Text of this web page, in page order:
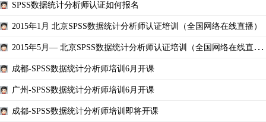
SPSS数据统计分析师认证如何报名
2015年1月 北京SPSS数据统计分析师认证培训（全国网络在线直播）
2015年5月— 北京SPSS数据统计分析师认证培训（全国网络在线直
成都-SPSS数据统计分析师培训6月开课
广州-SPSS数据统计分析师培训6月开课
成都-SPSS数据统计分析师培训即将开课